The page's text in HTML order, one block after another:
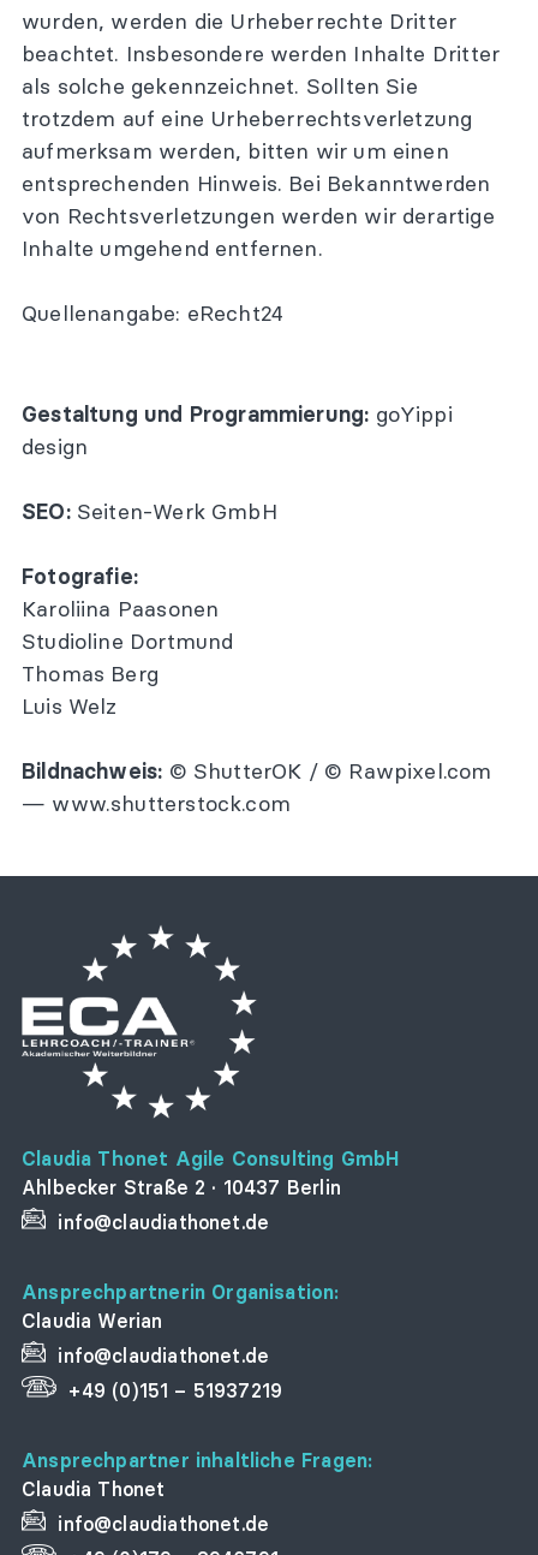
wurden, werden die Urheberrechte Dritter
beachtet. Insbesondere werden Inhalte Dritter
als solche gekennzeichnet. Sollten Sie
trotzdem auf eine Urheberrechtsverletzung
aufmerksam werden, bitten wir um einen
entsprechenden Hinweis. Bei Bekanntwerden
von Rechtsverletzungen werden wir derartige
Inhalte umgehend entfernen.
Quellenangabe: eRecht24
Gestaltung und Programmierung: goYippi
design
SEO: Seiten-Werk GmbH
Fotografie:
Karoliina Paasonen
Studioline Dortmund
Thomas Berg
Luis Welz
Bildnachweis: © ShutterOK / © Rawpixel.com
— www.shutterstock.com
Claudia Thonet Agile Consulting GmbH
Ahlbecker Straße 2 · 10437 Berlin
info@claudiathonet.de
Ansprechpartnerin Organisation:
Claudia Werian
info@claudiathonet.de
+49 (0)151 – 51937219
Ansprechpartner inhaltliche Fragen:
Claudia Thonet
info@claudiathonet.de